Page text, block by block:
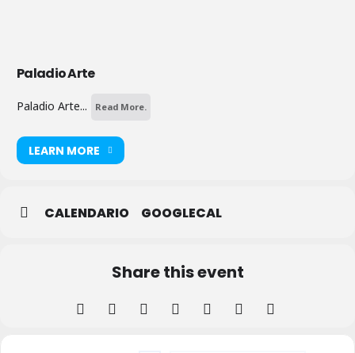
Paladio Arte
Paladio Arte... Read More.
LEARN MORE
CALENDARIO GOOGLECAL
Share this event